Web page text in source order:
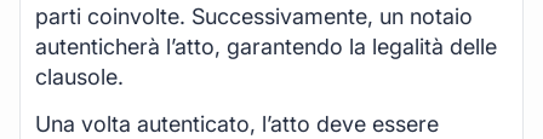
parti coinvolte. Successivamente, un notaio
autenticherà l’atto, garantendo la legalità delle
clausole.
Una volta autenticato, l’atto deve essere